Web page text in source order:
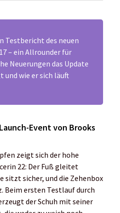
Testbericht des neuen
– ein Allrounder für
Neuerungen das Update
und wie er sich läuft
Event von Brooks
zeigt sich der hohe
22: Der Fuß gleitet
sitzt sicher, und die Zehenbox
Beim ersten Testlauf durch
der Schuh mit seiner